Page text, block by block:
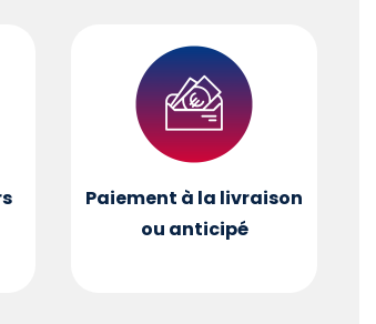
Paiement à la livraison
ou anticipé